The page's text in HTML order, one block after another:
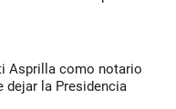
Asprilla como notario
dejar la Presidencia